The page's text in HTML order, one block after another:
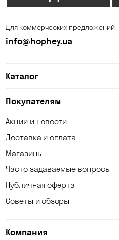
Для коммерческих предложений
info@hophey.ua
Каталог
Покупателям
Акции и новости
Доставка и оплата
Магазины
Часто задаваемые вопросы
Публичная оферта
Советы и обзоры
Компания